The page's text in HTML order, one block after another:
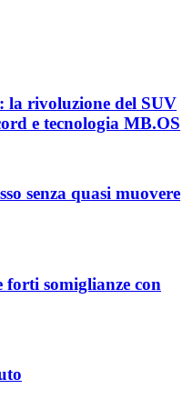
la rivoluzione del SUV
e tecnologia MB.OS
senza quasi muovere
forti somiglianze con